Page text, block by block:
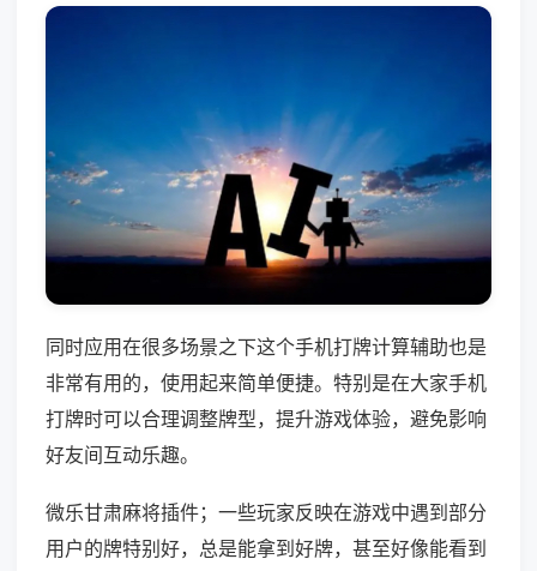
同时应用在很多场景之下这个手机打牌计算辅助也是
非常有用的，使用起来简单便捷。特别是在大家手机
打牌时可以合理调整牌型，提升游戏体验，避免影响
好友间互动乐趣。
微乐甘肃麻将插件；一些玩家反映在游戏中遇到部分
用户的牌特别好，总是能拿到好牌，甚至好像能看到